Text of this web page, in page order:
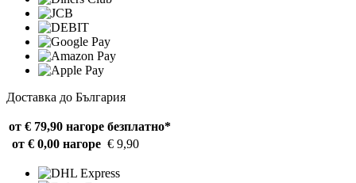
Доставка до България
от € 79,90 нагоре безплатно*
от € 0,00 нагоре € 9,90